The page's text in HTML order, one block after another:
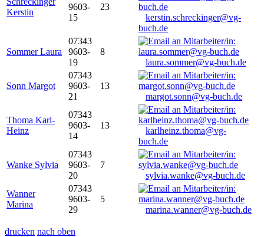
Kerstin
9603-
15
23
kerstin.schreckinger@vg-
buch.de
Sommer Laura
07343
9603-
19
8
laura.sommer@vg-buch.de
Sonn Margot
07343
9603-
21
13
margot.sonn@vg-buch.de
Thoma Karl-
Heinz
07343
9603-
14
13
karlheinz.thoma@vg-
buch.de
Wanke Sylvia
07343
9603-
20
7
sylvia.wanke@vg-buch.de
Wanner
Marina
07343
9603-
29
5
marina.wanner@vg-buch.de
drucken nach oben